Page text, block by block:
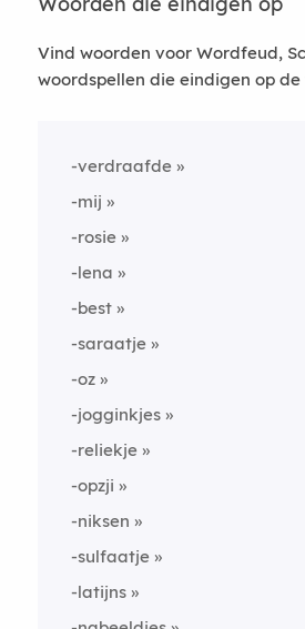
Vind woorden voor Wordfeud,
woordspellen die eindigen op
-verdraafde
-mij
-rosie
-lena
-best
-saraatje
-oz
-jogginkjes
-reliekje
-opzji
-niksen
-sulfaatje
-latijns